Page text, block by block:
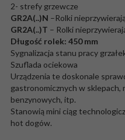
2- strefy grzewcze
GR2A(..)N –Rolki
GR2A(..)T – Rolki
Długość rolek: 450 mm
Sygnalizacja stanu pracy
Szuflada ociekowa
Urządzenia te doskonale
gastronomicznych w sklepach,
benzynowych, itp.
Stanowią mini ciąg
hot dogów.